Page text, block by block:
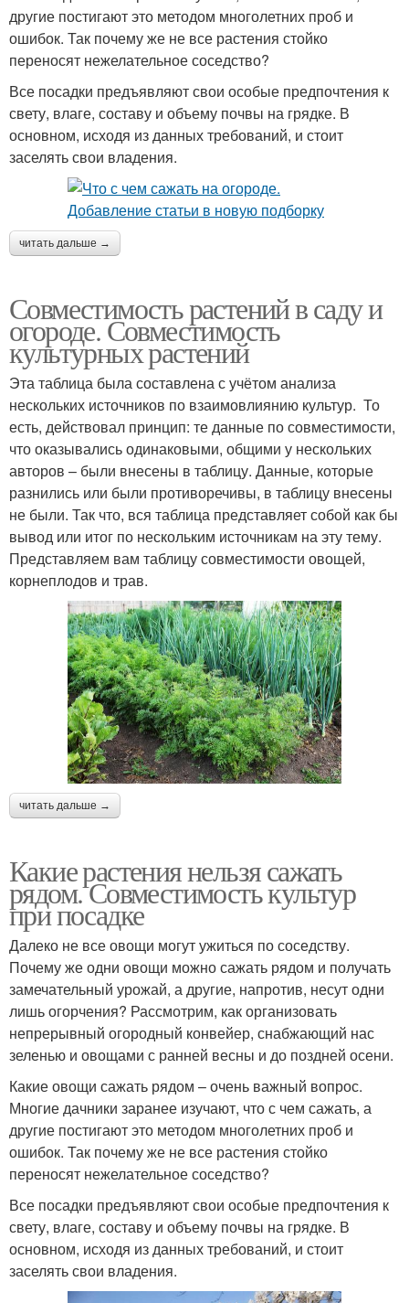
другие постигают это методом многолетних проб и
ошибок. Так почему же не все растения стойко
переносят нежелательное соседство?
Все посадки предъявляют свои особые предпочтения к
свету, влаге, составу и объему почвы на грядке. В
основном, исходя из данных требований, и стоит
заселять свои владения.
читать дальше →
Совместимость растений в саду и
огороде. Совместимость
культурных растений
Эта таблица была составлена с учётом анализа
нескольких источников по взаимовлиянию культур. То
есть, действовал принцип: те данные по совместимости,
что оказывались одинаковыми, общими у нескольких
авторов – были внесены в таблицу. Данные, которые
разнились или были противоречивы, в таблицу внесены
не были. Так что, вся таблица представляет собой как бы
вывод или итог по нескольким источникам на эту тему.
Представляем вам таблицу совместимости овощей,
корнеплодов и трав.
читать дальше →
Какие растения нельзя сажать
рядом. Совместимость культур
при посадке
Далеко не все овощи могут ужиться по соседству.
Почему же одни овощи можно сажать рядом и получать
замечательный урожай, а другие, напротив, несут одни
лишь огорчения? Рассмотрим, как организовать
непрерывный огородный конвейер, снабжающий нас
зеленью и овощами с ранней весны и до поздней осени.
Какие овощи сажать рядом – очень важный вопрос.
Многие дачники заранее изучают, что с чем сажать, а
другие постигают это методом многолетних проб и
ошибок. Так почему же не все растения стойко
переносят нежелательное соседство?
Все посадки предъявляют свои особые предпочтения к
свету, влаге, составу и объему почвы на грядке. В
основном, исходя из данных требований, и стоит
заселять свои владения.